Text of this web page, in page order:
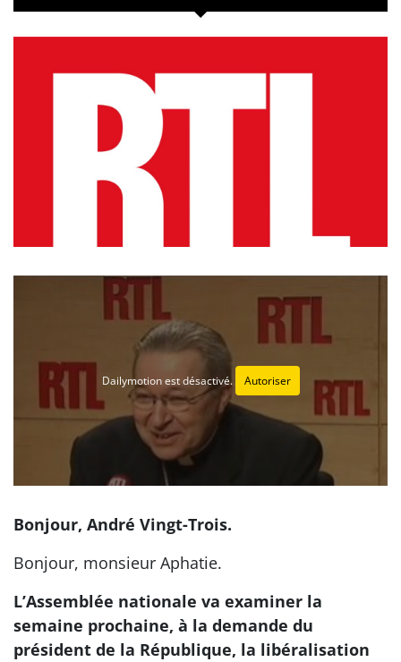
Dailymotion est désactivé. Autoriser
Bonjour, André Vingt-Trois.
Bonjour, monsieur Aphatie.
L’Assemblée nationale va examiner la
semaine prochaine, à la demande du
président de la République, la libéralisation